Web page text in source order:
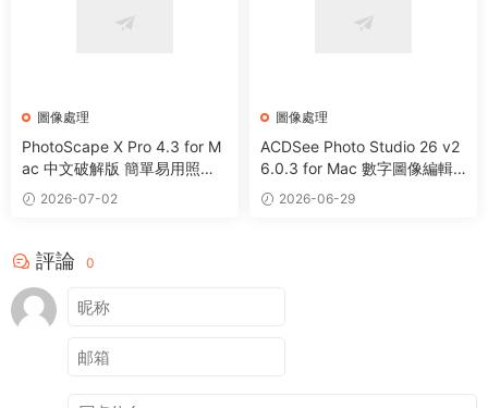
圖像處理
PhotoScape X Pro 4.3 for M
ac 中文破解版 簡單易用照片
編輯器
2026-07-02
圖像處理
ACDSee Photo Studio 26 v2
6.0.3 for Mac 數字圖像編輯
處理軟件
2026-06-29
評論 0